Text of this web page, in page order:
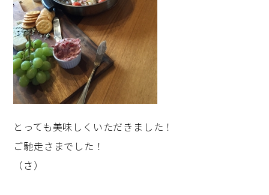
とっても美味しくいただきました！
ご馳走さまでした！
（さ）